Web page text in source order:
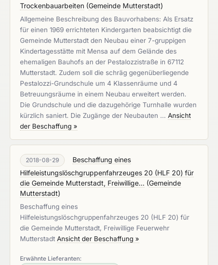
Trockenbauarbeiten (Gemeinde Mutterstadt)
Allgemeine Beschreibung des Bauvorhabens: Als Ersatz
für einen 1969 errichteten Kindergarten beabsichtigt die
Gemeinde Mutterstadt den Neubau einer 7-gruppigen
Kindertagesstätte mit Mensa auf dem Gelände des
ehemaligen Bauhofs an der Pestalozzistraße in 67112
Mutterstadt. Zudem soll die schräg gegenüberliegende
Pestalozzi-Grundschule um 4 Klassenräume und 4
Betreuungsräume in einem Neubau erweitert werden.
Die Grundschule und die dazugehörige Turnhalle wurden
kürzlich saniert. Die Zugänge der Neubauten … Ansicht
der Beschaffung »
2018-08-29
Beschaffung eines
Hilfeleistungslöschgruppenfahrzeuges 20 (HLF 20) für
die Gemeinde Mutterstadt, Freiwillige... (Gemeinde
Mutterstadt)
Beschaffung eines
Hilfeleistungslöschgruppenfahrzeuges 20 (HLF 20) für
die Gemeinde Mutterstadt, Freiwillige Feuerwehr
Mutterstadt Ansicht der Beschaffung »
Erwähnte Lieferanten: